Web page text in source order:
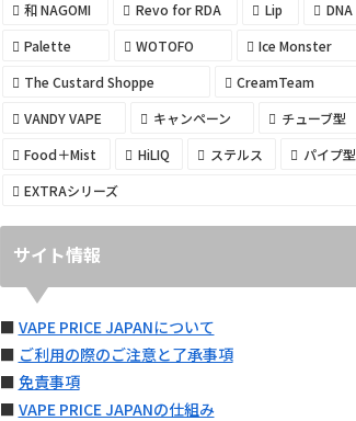
和 NAGOMI
Revo for RDA Lip
DNA
Palette
WOTOFO
Ice Monster
The Custard Shoppe
CreamTeam
VANDY VAPE
キャンペーン
チューブ型
Food＋Mist
HiLIQ ステルス
パイプ型
EXTRAシリーズ
サイト情報
■ VAPE PRICE JAPANについて
■ ご利用の際のご注意と了承事項
■ 免責事項
■ VAPE PRICE JAPANの仕組み